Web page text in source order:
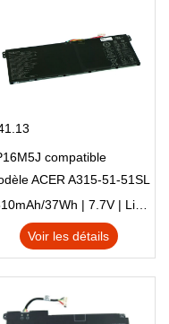
compatible
ACER A315-51-51SL
SERIES
4810mAh/37Wh | 7.7V | Li-ion ...
Voir les détails